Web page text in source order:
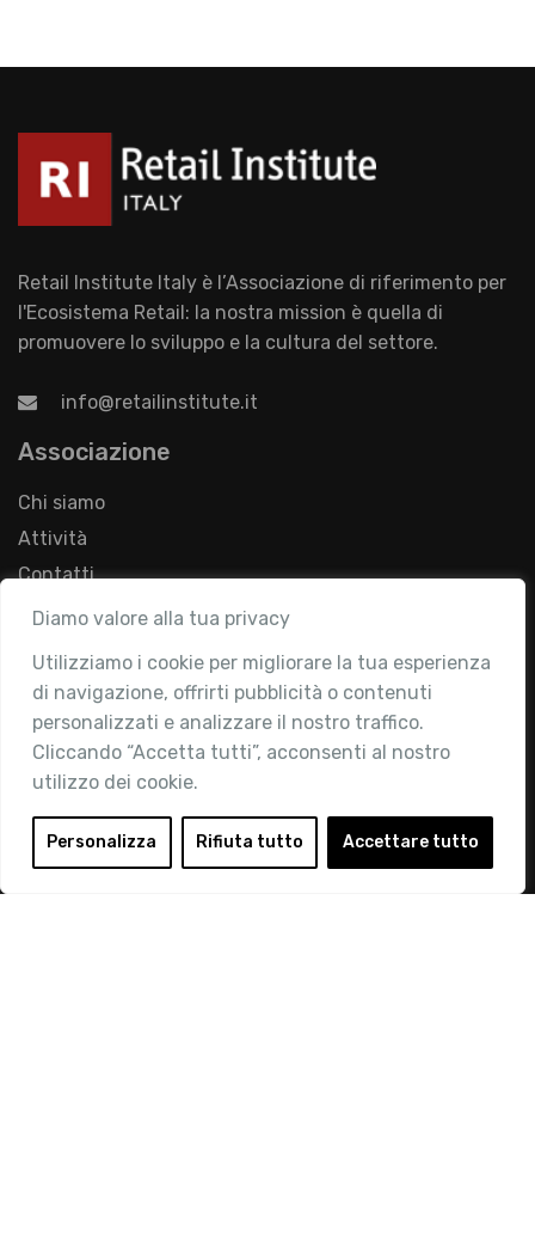
Diamo valore alla tua privacy
Utilizziamo i cookie per migliorare la tua esperienza
di navigazione, offrirti pubblicità o contenuti
personalizzati e analizzare il nostro traffico.
Cliccando “Accetta tutti”, acconsenti al nostro
utilizzo dei cookie.
Personalizza Rifiuta tutto Accettare tutto
Retail Institute Italy è l’Associazione di riferimento per
l'Ecosistema Retail: la nostra mission è quella di
promuovere lo sviluppo e la cultura del settore.
info@retailinstitute.it
Associazione
Chi siamo
Attività
Contatti
Area Riservata
Login
Diventa Socio
Privacy Policy